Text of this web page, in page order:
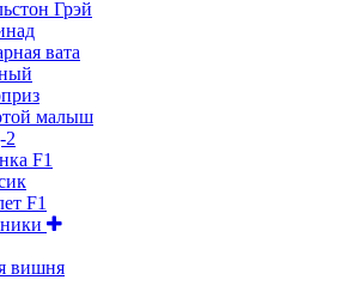
Грэй
вата
малыш
2
F1
F1
вишня